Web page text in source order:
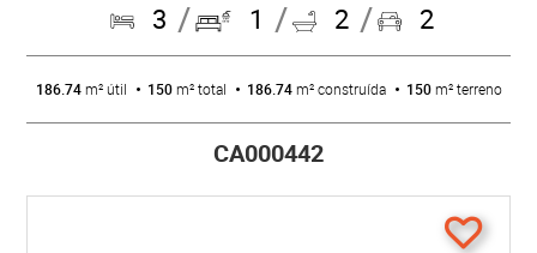
3 1 2 2
186.74m² útil 150m² total 186.74m² construída 150m² terreno
CA000442